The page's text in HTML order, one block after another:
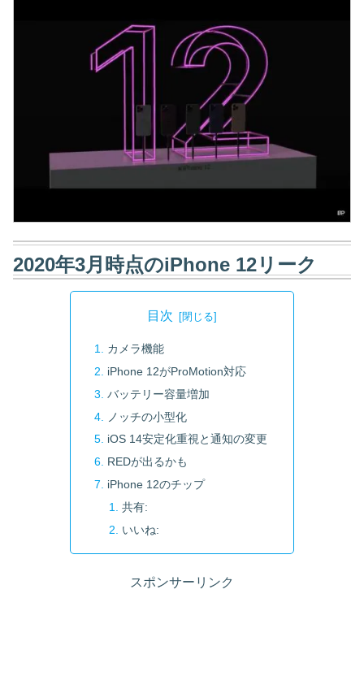
2020年3月時点のiPhone 12リーク
目次
カメラ機能
iPhone 12がProMotion対応
バッテリー容量増加
ノッチの小型化
iOS 14安定化重視と通知の変更
REDが出るかも
iPhone 12のチップ
共有:
いいね:
スポンサーリンク